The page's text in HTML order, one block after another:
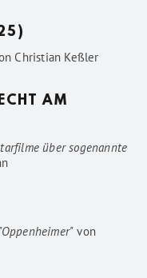
Christian Keßler
AM
über sogenannte
von